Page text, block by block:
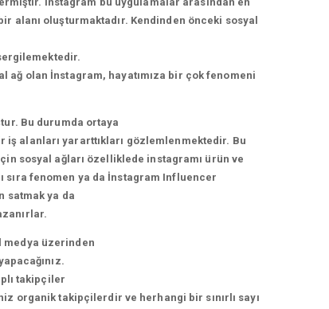
alanı oluşturmaktadır. Kendinden önceki sosyal
ağ olan İnstagram, hayatımıza bir çok fenomeni
Bu durumda ortaya
alanları yararttıkları gözlemlenmektedir. Bu
sosyal ağları özelliklede instagramı ürün ve
fenomen ya da İnstagram Influencer
satmak ya da
medya üzerinden
takipçiler
organik takipçilerdir ve herhangi bir sınırlı sayı